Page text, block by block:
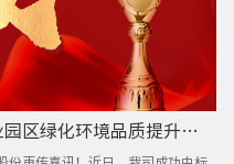
【喜报】环美股份成功中标产业园区绿化环境品质提升第一批服务项目